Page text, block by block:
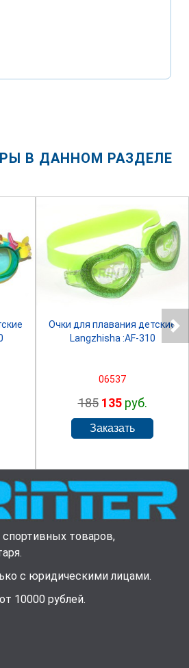
В ДАННОМ РАЗДЕЛЕ
SPRINTER
Очки для плавания детские
Langzhisha :AF-310
06537
185 135руб.
товаров,
с юридическими лицами.
10000 рублей.